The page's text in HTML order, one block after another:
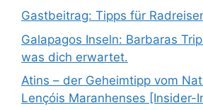
Gastbeitrag: Tipps für
Galapagos Inseln: Barbaras
was dich erwartet.
Atins – der Geheimtipp vom
Lençóis Maranhenses [Insider-